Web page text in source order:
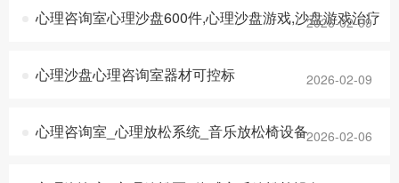
心理咨询室心理沙盘600件,心理沙盘游戏,沙盘游戏治疗
2026-02-09
心理沙盘心理咨询室器材可控标 2026-02-09
心理咨询室_心理放松系统_音乐放松椅设备2026-02-06